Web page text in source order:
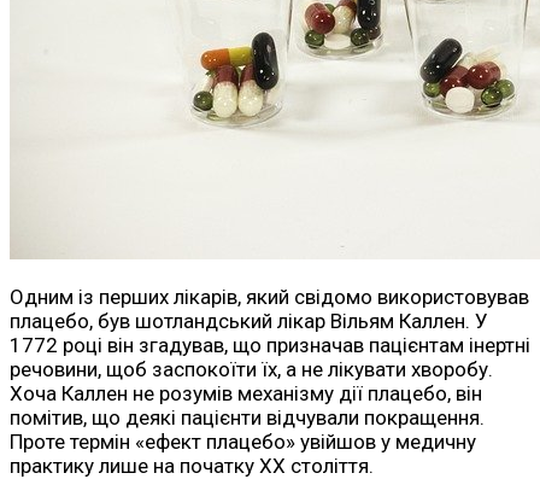
Одним із перших лікарів, який свідомо використовував
плацебо, був шотландський лікар Вільям Каллен. У
1772 році він згадував, що призначав пацієнтам інертні
речовини, щоб заспокоїти їх, а не лікувати хворобу.
Хоча Каллен не розумів механізму дії плацебо, він
помітив, що деякі пацієнти відчували покращення.
Проте термін «ефект плацебо» увійшов у медичну
практику лише на початку XX століття.